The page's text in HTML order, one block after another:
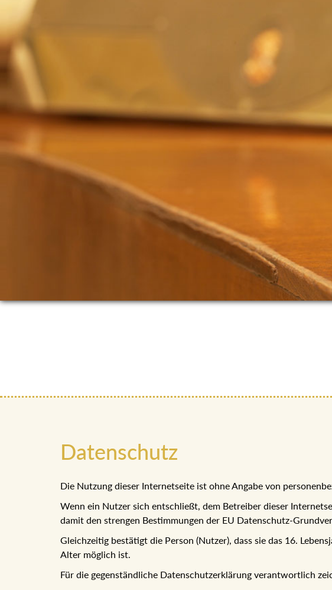
Datenschutz
Die Nutzung dieser Internetseite ist ohne Angabe von
Wenn ein Nutzer sich entschließt, dem Betreiber dieser
damit den strengen Bestimmungen der EU Datenschutz-
Gleichzeitig bestätigt die Person (Nutzer), dass sie das 16.
Alter möglich ist.
Für die gegenständliche Datenschutzerklärung verantwortlich